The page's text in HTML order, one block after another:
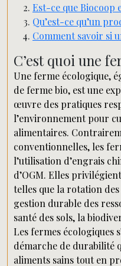
Est-ce que Biocoop
Qu’est-ce qu’un
Comment savoir si
C’est quoi une
Une ferme écologique,
de ferme bio, est une
œuvre des pratiques
l’environnement pour
alimentaires.
conventionnelles, les
l’utilisation d’engrais
d’OGM. Elles
telles que la rotation
gestion durable des
santé des sols, la
Les fermes écologiques
démarche de durabilité
aliments sains tout en